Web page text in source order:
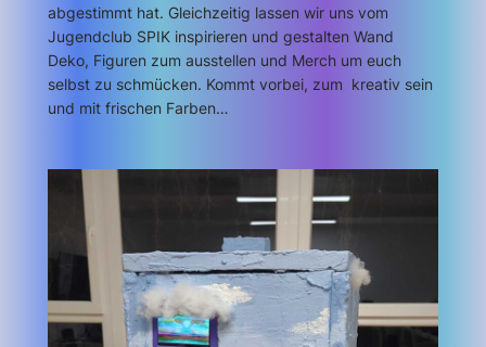
abgestimmt hat. Gleichzeitig lassen wir uns vom
Jugendclub SPIK inspirieren und gestalten Wand
Deko, Figuren zum ausstellen und Merch um euch
selbst zu schmücken. Kommt vorbei, zum kreativ sein
und mit frischen Farben…